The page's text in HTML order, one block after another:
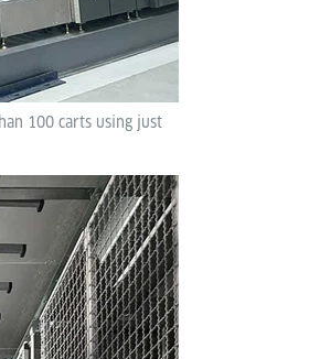
100 carts using just